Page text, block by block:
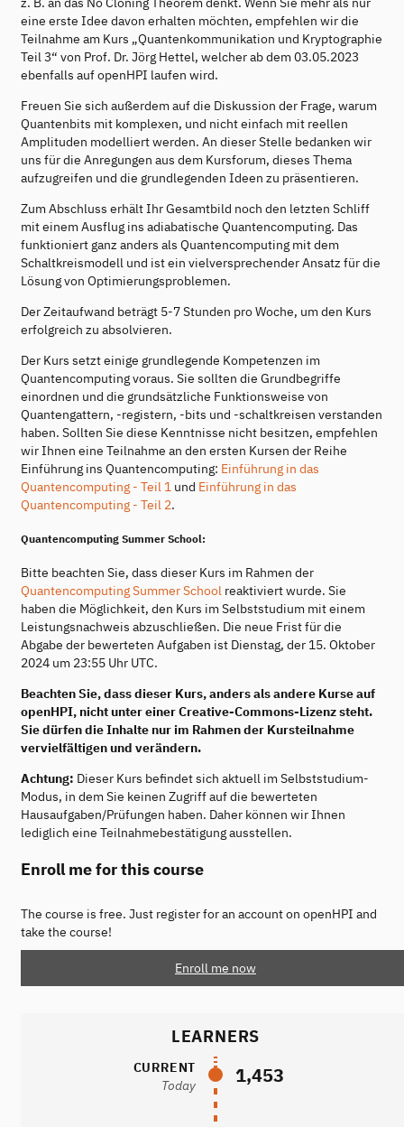
eine erste Idee davon erhalten möchten, empfehlen wir die
Teilnahme am Kurs „Quantenkommunikation und Kryptographie
Teil 3“ von Prof. Dr. Jörg Hettel, welcher ab dem 03.05.2023
ebenfalls auf openHPI laufen wird.
Freuen Sie sich außerdem auf die Diskussion der Frage, warum
Quantenbits mit komplexen, und nicht einfach mit reellen
Amplituden modelliert werden. An dieser Stelle bedanken wir
uns für die Anregungen aus dem Kursforum, dieses Thema
aufzugreifen und die grundlegenden Ideen zu präsentieren.
Zum Abschluss erhält Ihr Gesamtbild noch den letzten Schliff
mit einem Ausflug ins adiabatische Quantencomputing. Das
funktioniert ganz anders als Quantencomputing mit dem
Schaltkreismodell und ist ein vielversprechender Ansatz für die
Lösung von Optimierungsproblemen.
Der Zeitaufwand beträgt 5-7 Stunden pro Woche, um den Kurs
erfolgreich zu absolvieren.
Der Kurs setzt einige grundlegende Kompetenzen im
Quantencomputing voraus. Sie sollten die Grundbegriffe
einordnen und die grundsätzliche Funktionsweise von
Quantengattern, -registern, -bits und -schaltkreisen verstanden
haben. Sollten Sie diese Kenntnisse nicht besitzen, empfehlen
wir Ihnen eine Teilnahme an den ersten Kursen der Reihe
Einführung ins Quantencomputing: Einführung in das
Quantencomputing - Teil 1 und Einführung in das
Quantencomputing - Teil 2.
Quantencomputing Summer School:
Bitte beachten Sie, dass dieser Kurs im Rahmen der
Quantencomputing Summer School reaktiviert wurde. Sie
haben die Möglichkeit, den Kurs im Selbststudium mit einem
Leistungsnachweis abzuschließen. Die neue Frist für die
Abgabe der bewerteten Aufgaben ist Dienstag, der 15. Oktober
2024 um 23:55 Uhr UTC.
Beachten Sie, dass dieser Kurs, anders als andere Kurse auf
openHPI, nicht unter einer Creative-Commons-Lizenz steht.
Sie dürfen die Inhalte nur im Rahmen der Kursteilnahme
vervielfältigen und verändern.
Achtung: Dieser Kurs befindet sich aktuell im Selbststudium-
Modus, in dem Sie keinen Zugriff auf die bewerteten
Hausaufgaben/Prüfungen haben. Daher können wir Ihnen
lediglich eine Teilnahmebestätigung ausstellen.
Enroll me for this course
The course is free. Just register for an account on openHPI and
take the course!
Enroll me now
LEARNERS
CURRENT
Today
1,453